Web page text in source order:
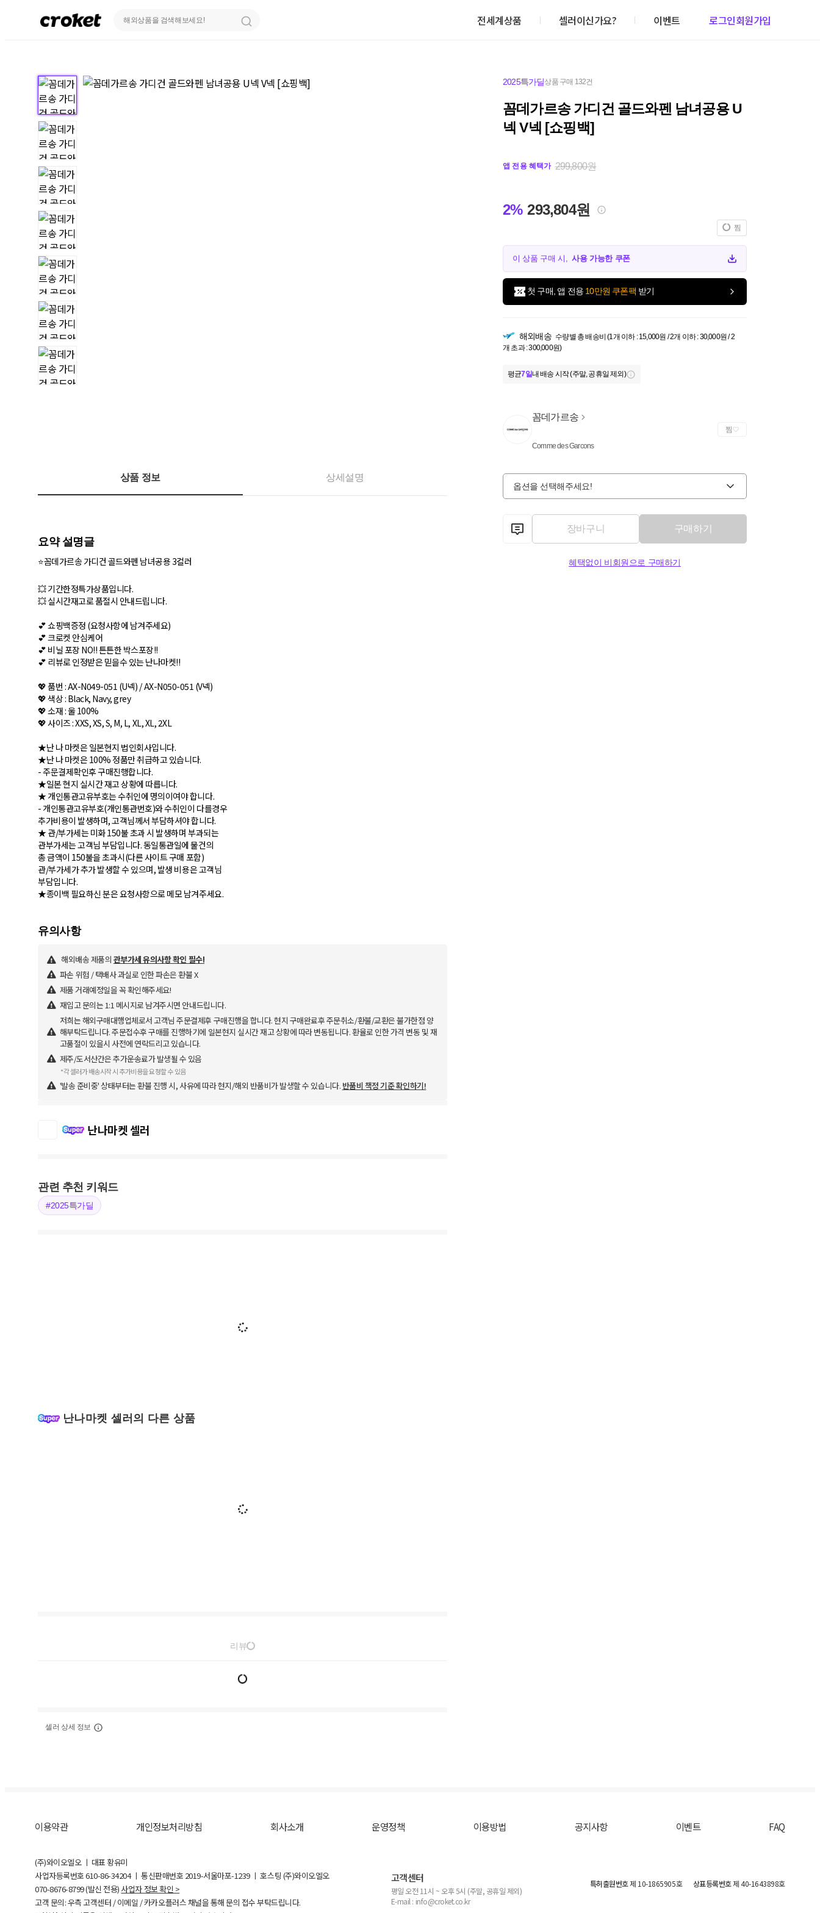
전세계상품 셀러이신가요? 이벤트 로그인회원가입
2025특가딜상품 구매 132건
꼼데가르송 가디건 골드와펜 남녀공용 U
넥 V넥 [쇼핑백]
앱 전용 혜택가 299,800원
2% 293,804원
찜
이 상품 구매 시,사용 가능한 쿠폰
첫 구매, 앱 전용 10만원 쿠폰팩 받기
해외배송 수량별 총 배송비 (1개 이하 : 15,000원 / 2개 이하 : 30,000원 / 2
개 초과 : 300,000원)
평균7일내 배송 시작 (주말, 공휴일 제외)
꼼데가르송
Comme des Garcons
찜
옵션을 선택해주세요!
장바구니 구매하기
혜택없이 비회원으로 구매하기
상품 정보 상세설명
요약 설명글
⭐꼼데가르송 가디건 골드와펜 남녀공용 3컬러
💥 기간한정특가상품입니다.
💥 실시간재고로 품절시 안내드립니다.
💕 쇼핑백증정 (요청사항에 남겨주세요)
💕 크로켓 안심케어
💕 비닐 포장 NO!! 튼튼한 박스포장!!
💕 리뷰로 인정받은 믿을수 있는 난나마켓!!
💖 품번 : AX-N049-051 (U넥) / AX-N050-051 (V넥)
💖 색상 : Black, Navy, grey
💖 소재 : 울 100%
💖 사이즈 : XXS, XS, S, M, L, XL, XL, 2XL
★난 나 마켓은 일본현지 법인회사입니다.
★난 나 마켓은 100% 정품만 취급하고 있습니다.
- 주문결제확인후 구매진행합니다.
★일본 현지 실시간 재고 상황에 따릅니다.
★ 개인통관고유부호는 수취인에 명의이여야 합니다.
- 개인통관고유부호(개인통관번호)와 수취인이 다를경우
추가비용이 발생하며, 고객님께서 부담하셔야 합니다.
★ 관/부가세는 미화 150불 초과 시 발생하며 부과되는
관부가세는 고객님 부담입니다. 동일통관일에 물건의
총 금액이 150불을 초과시(다른 사이트 구매 포함)
관/부가세가 추가 발생할 수 있으며, 발생 비용은 고객님
부담입니다.
★종이백 필요하신 분은 요청사항으로 메모 남겨주세요.
유의사항
해외배송 제품의 관부가세 유의사항 확인 필수!
파손 위험 / 택배사 과실로 인한 파손은 환불 X
제품 거래예정일을 꼭 확인해주세요!
재입고 문의는 1:1 메시지로 남겨주시면 안내드립니다.
저희는 해외구매대행업체로서 고객님 주문결제후 구매진행을 합니다. 현지 구매완료후 주문취소/환불/교환은 불가한점 양
해부탁드립니다. 주문접수후 구매를 진행하기에 일본현지 실시간 재고 상황에 따라 변동됩니다. 환율로 인한 가격 변동 및 재
고품절이 있을시 사전에 연락드리고 있습니다.
제주/도서산간은 추가운송료가 발생될 수 있음
*각 셀러가 배송시작 시 추가비용을 요청할 수 있음
'발송 준비중' 상태부터는 환불 진행 시, 사유에 따라 현지/해외 반품비가 발생할 수 있습니다. 반품비 책정 기준 확인하기!
난나마켓 셀러
관련 추천 키워드
#2025특가딜
난나마켓 셀러의 다른 상품
리뷰
셀러 상세 정보
이용약관 개인정보처리방침 회사소개 운영정책 이용방법 공지사항 이벤트 FAQ
(주)와이오엘오 ㅣ 대표 황유미
사업자등록번호610-86-34204ㅣ 통신판매번호 2019-서울마포-1239 ㅣ 호스팅 (주)와이오엘오
070-8676-8799 (발신 전용) 사업자 정보 확인 >
고객 문의: 우측 고객센터 / 이메일 / 카카오플러스 채널을 통해 문의 접수 부탁드립니다.
고객센터
평일 오전 11시 ~ 오후 5시 (주말, 공휴일 제외)
E-mail : info@croket.co.kr
특허출원번호제 10-1865905호 상표등록번호제 40-1643898호